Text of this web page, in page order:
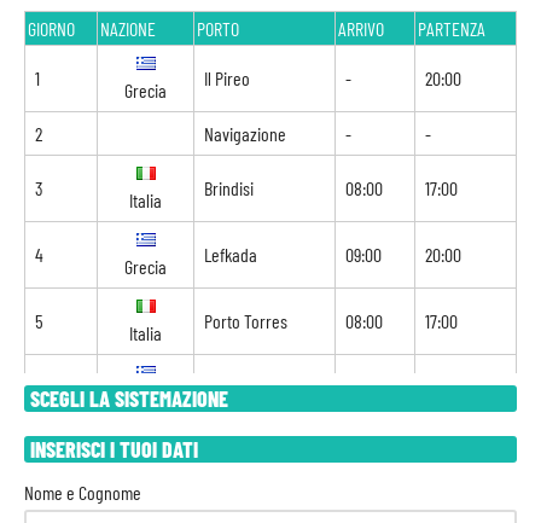
SCEGLI LA SISTEMAZIONE
INSERISCI I TUOI DATI
Nome e Cognome
GIORNO NAZIONE PORTO ARRIVO PARTENZA
1
Grecia
Il Pireo - 20:00
2 Navigazione - -
3
Italia
Brindisi 08:00 17:00
4
Grecia
Lefkada 09:00 20:00
5
Italia
Porto Torres 08:00 17:00
6
Grecia
Katakolon 09:00 20:00
7
Grecia